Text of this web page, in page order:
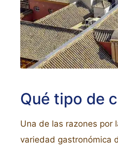
Qué tipo de
Una de las razones por
variedad gastronómica